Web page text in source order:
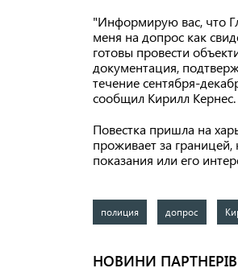
"Информирую вас, что
меня на допрос как
готовы провести
документация,
течение сентября-
сообщил Кирилл Кернес.
Повестка пришла на
проживает за границей,
показания или его
полиция допрос